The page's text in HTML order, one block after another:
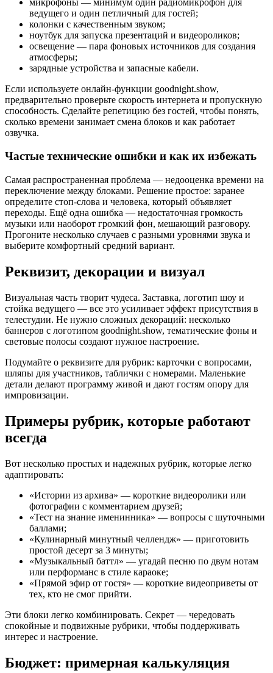
ведущего и один петличный для гостей;
колонки с качественным звуком;
ноутбук для запуска презентаций и видеороликов;
освещение — пара фоновых источников для создания
атмосферы;
зарядные устройства и запасные кабели.
Если используете онлайн-функции goodnight.show,
предварительно проверьте скорость интернета и пропускную
способность. Сделайте репетицию без гостей, чтобы понять,
сколько времени занимает смена блоков и как работает
озвучка.
Частые технические ошибки и как их избежать
Самая распространенная проблема — недооценка времени на
переключение между блоками. Решение простое: заранее
определите стоп-слова и человека, который объявляет
переходы. Ещё одна ошибка — недостаточная громкость
музыки или наоборот громкий фон, мешающий разговору.
Прогоните несколько случаев с разными уровнями звука и
выберите комфортный средний вариант.
Реквизит, декорации и визуал
Визуальная часть творит чудеса. Заставка, логотип шоу и
стойка ведущего — все это усиливает эффект присутствия в
телестудии. Не нужно сложных декораций: несколько
баннеров с логотипом goodnight.show, тематические фоны и
световые полосы создают нужное настроение.
Подумайте о реквизите для рубрик: карточки с вопросами,
шляпы для участников, таблички с номерами. Маленькие
детали делают программу живой и дают гостям опору для
импровизации.
Примеры рубрик, которые работают
всегда
Вот несколько простых и надежных рубрик, которые легко
адаптировать:
«Истории из архива» — короткие видеоролики или
фотографии с комментарием друзей;
«Тест на знание именинника» — вопросы с шуточными
баллами;
«Кулинарный минутный челлендж» — приготовить
простой десерт за 3 минуты;
«Музыкальный баттл» — угадай песню по двум нотам
или перформанс в стиле караоке;
«Прямой эфир от гостя» — короткие видеоприветы от
тех, кто не смог прийти.
Эти блоки легко комбинировать. Секрет — чередовать
спокойные и подвижные рубрики, чтобы поддерживать
интерес и настроение.
Бюджет: примерная калькуляция